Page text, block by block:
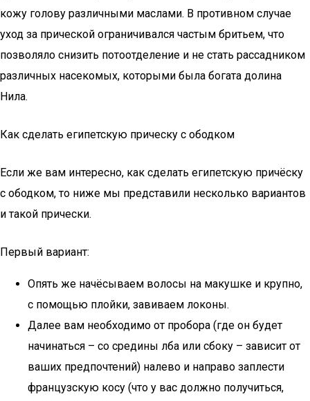
кожу голову различными маслами. В противном случае
уход за прической ограничивался частым бритьем, что
позволяло снизить потоотделение и не стать рассадником
различных насекомых, которыми была богата долина
Нила.
Как сделать египетскую прическу с ободком
Если же вам интересно, как сделать египетскую причёску
с ободком, то ниже мы представили несколько вариантов
и такой прически.
Первый вариант:
Опять же начёсываем волосы на макушке и крупно,
с помощью плойки, завиваем локоны.
Далее вам необходимо от пробора (где он будет
начинаться – со средины лба или сбоку – зависит от
ваших предпочтений) налево и направо заплести
французскую косу (что у вас должно получиться,